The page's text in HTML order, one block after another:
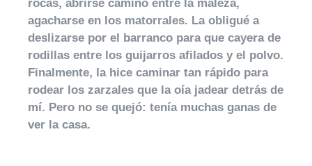
rocas, abrirse camino entre la maleza,
agacharse en los matorrales. La obligué a
deslizarse por el barranco para que cayera de
rodillas entre los guijarros afilados y el polvo.
Finalmente, la hice caminar tan rápido para
rodear los zarzales que la oía jadear detrás de
mí. Pero no se quejó: tenía muchas ganas de
ver la casa.